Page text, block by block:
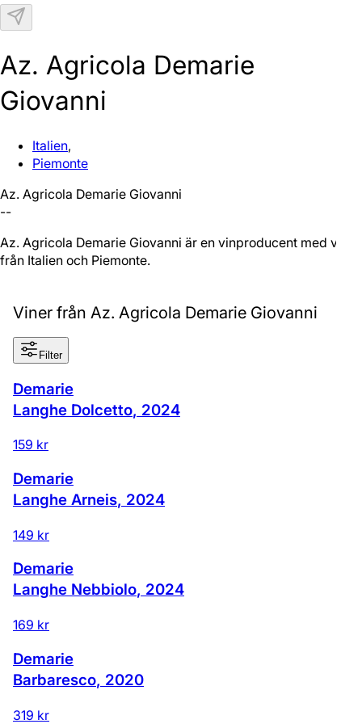
Az. Agricola Demarie
Giovanni
Italien,
Piemonte
Az. Agricola Demarie Giovanni
--
Az. Agricola Demarie Giovanni är en vinproducent med viner
från Italien och Piemonte.
Viner från Az. Agricola Demarie Giovanni
Filter
Demarie
Langhe Dolcetto, 2024
159 kr
Demarie
Langhe Arneis, 2024
149 kr
Demarie
Langhe Nebbiolo, 2024
169 kr
Demarie
Barbaresco, 2020
319 kr